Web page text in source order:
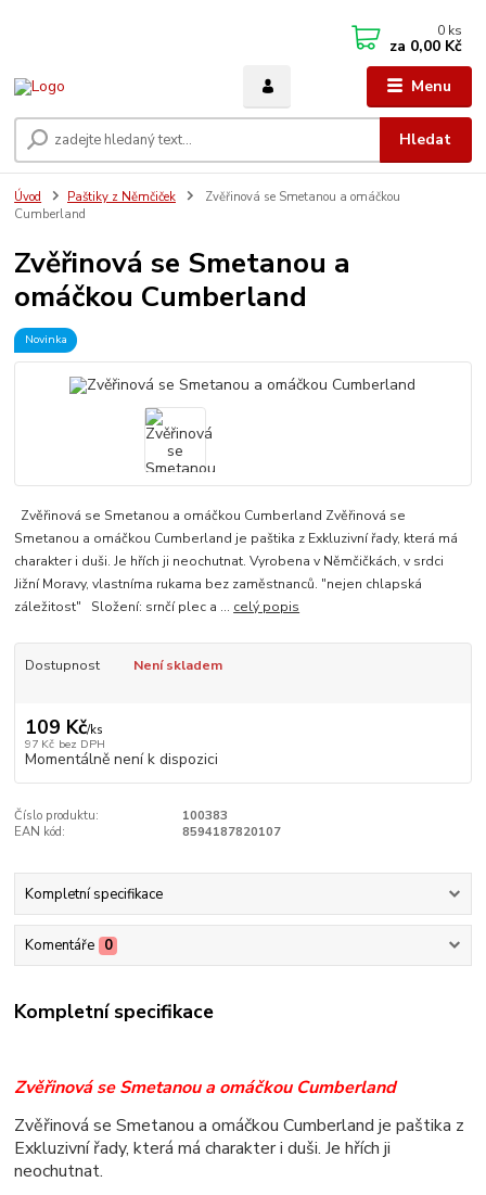
Menu
Hledat
0 ks
za 0,00 Kč
Úvod Paštiky z Němčiček
Zvěřinová se Smetanou a omáčkou
Cumberland
Zvěřinová se Smetanou a
omáčkou Cumberland
Novinka
Zvěřinová se Smetanou a omáčkou Cumberland Zvěřinová se
Smetanou a omáčkou Cumberland je paštika z Exkluzivní řady, která má
charakter i duši. Je hřích ji neochutnat. Vyrobena v Němčičkách, v srdci
Jižní Moravy, vlastníma rukama bez zaměstnanců. "nejen chlapská
záležitost" Složení: srnčí plec a ... celý popis
Dostupnost Není skladem
109 Kč/ks
97 Kč bez DPH
Momentálně není k dispozici
Číslo produktu:
100383
EAN kód:
8594187820107
Kompletní specifikace
Komentáře 0
Kompletní specifikace
Zvěřinová se Smetanou a omáčkou Cumberland
Zvěřinová se Smetanou a omáčkou Cumberland je paštika z
Exkluzivní řady, která má charakter i duši. Je hřích ji
neochutnat.